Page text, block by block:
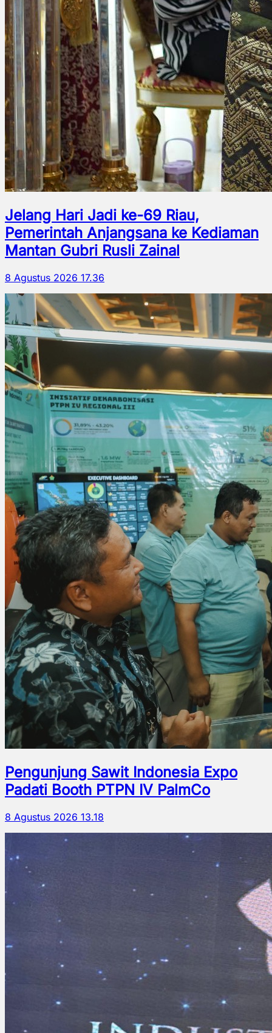
Jelang Hari Jadi ke-69 Riau,
Pemerintah Anjangsana ke Kediaman
Mantan Gubri Rusli Zainal
8 Agustus 2026 17.36
Pengunjung Sawit Indonesia Expo
Padati Booth PTPN IV PalmCo
8 Agustus 2026 13.18